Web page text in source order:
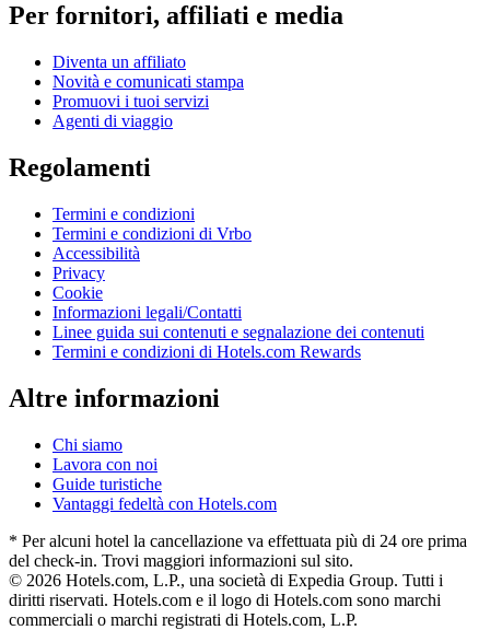
Per fornitori, affiliati e media
Diventa un affiliato
Novità e comunicati stampa
Promuovi i tuoi servizi
Agenti di viaggio
Regolamenti
Termini e condizioni
Termini e condizioni di Vrbo
Accessibilità
Privacy
Cookie
Informazioni legali/Contatti
Linee guida sui contenuti e segnalazione dei contenuti
Termini e condizioni di Hotels.com Rewards
Altre informazioni
Chi siamo
Lavora con noi
Guide turistiche
Vantaggi fedeltà con Hotels.com
* Per alcuni hotel la cancellazione va effettuata più di 24 ore prima
del check-in. Trovi maggiori informazioni sul sito.
© 2026 Hotels.com, L.P., una società di Expedia Group. Tutti i
diritti riservati. Hotels.com e il logo di Hotels.com sono marchi
commerciali o marchi registrati di Hotels.com, L.P.